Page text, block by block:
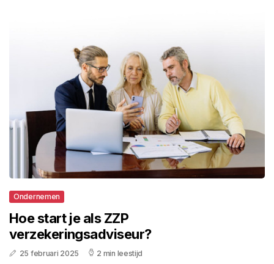
Ondernemen
Hoe start je als ZZP
verzekeringsadviseur?
25 februari 2025 2 min leestijd